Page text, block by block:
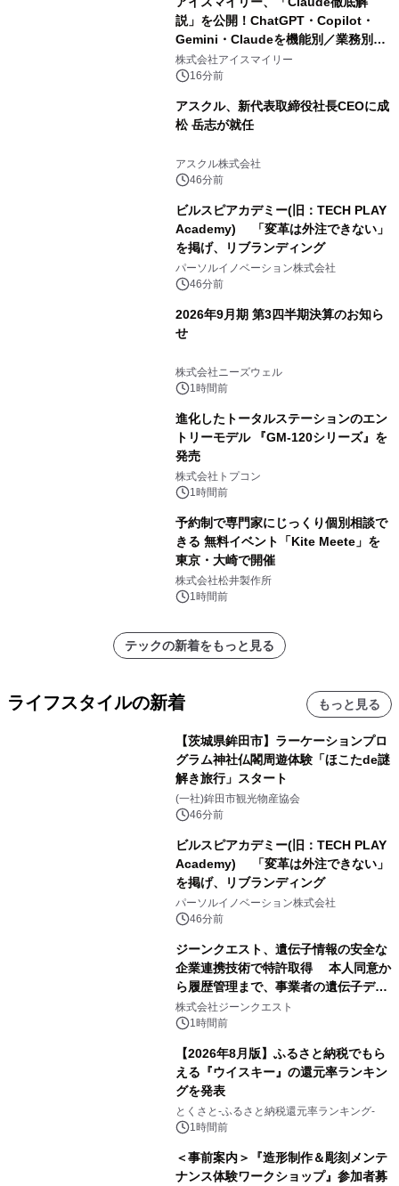
説」を公開！ChatGPT・Copilot・
Gemini・Claudeを機能別／業務別に
比較―自社に合う生成AIの選び方がわ
かる実践ガイド
株式会社アイスマイリー
16分前
アスクル、新代表取締役社長CEOに成
松 岳志が就任
アスクル株式会社
46分前
ビルスピアカデミー(旧：TECH PLAY
Academy) 「変革は外注できない」
を掲げ、リブランディング
パーソルイノベーション株式会社
46分前
2026年9月期 第3四半期決算のお知ら
せ
株式会社ニーズウェル
1時間前
進化したトータルステーションのエン
トリーモデル 『GM-120シリーズ』を
発売
株式会社トプコン
1時間前
予約制で専門家にじっくり個別相談で
きる 無料イベント「Kite Meete」を
東京・大崎で開催
株式会社松井製作所
1時間前
テックの新着をもっと見る
ライフスタイルの新着 もっと見る
【茨城県鉾田市】ラーケーションプロ
グラム神社仏閣周遊体験「ほこたde謎
解き旅行」スタート
(一社)鉾田市観光物産協会
46分前
ビルスピアカデミー(旧：TECH PLAY
Academy) 「変革は外注できない」
を掲げ、リブランディング
パーソルイノベーション株式会社
46分前
ジーンクエスト、遺伝子情報の安全な
企業連携技術で特許取得 本人同意か
ら履歴管理まで、事業者の遺伝子デー
タ活用を支援
株式会社ジーンクエスト
1時間前
【2026年8月版】ふるさと納税でもら
える『ウイスキー』の還元率ランキン
グを発表
とくさと-ふるさと納税還元率ランキング-
1時間前
＜事前案内＞『造形制作＆彫刻メンテ
ナンス体験ワークショップ』参加者募